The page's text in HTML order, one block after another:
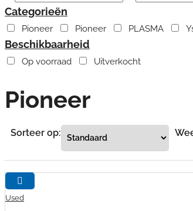
Categorieën
Pioneer Pioneer PLASMA
Beschikbaarheid
Op voorraad Uitverkocht
Pioneer
Sorteer op:
Used